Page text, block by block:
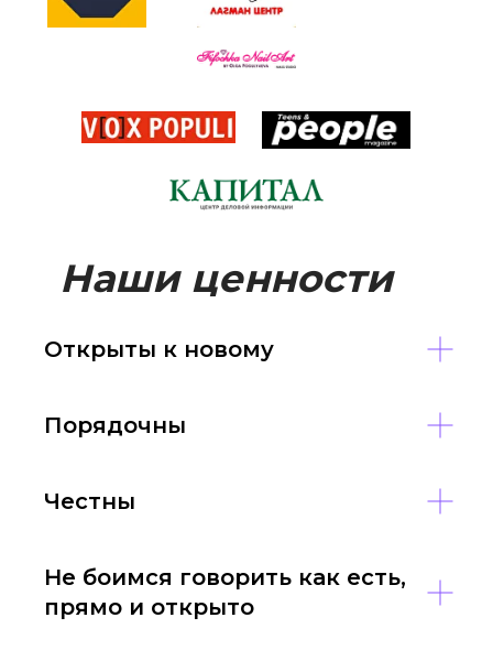
Наши ценности
Открыты к новому
Порядочны
Честны
Не боимся говорить как есть,
прямо и открыто